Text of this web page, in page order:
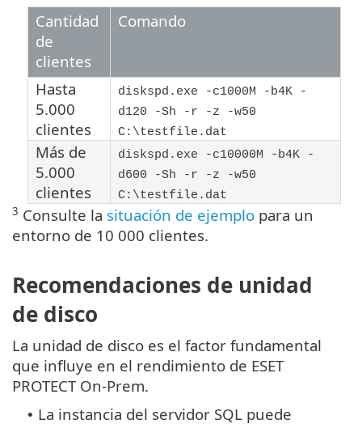
Cantidad
de
clientes
Comando
Hasta
5.000
clientes
diskspd.exe -c1000M -b4K -
d120 -Sh -r -z -w50
C:\testfile.dat
Más de
5.000
clientes
diskspd.exe -c10000M -b4K -
d600 -Sh -r -z -w50
C:\testfile.dat
3 Consulte la situación de ejemplo para un
entorno de 10 000 clientes.
Recomendaciones de unidad
de disco
La unidad de disco es el factor fundamental
que influye en el rendimiento de ESET
PROTECT On-Prem.
• La instancia del servidor SQL puede